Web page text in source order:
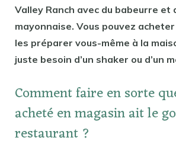
Valley Ranch avec du babeurre et
mayonnaise. Vous pouvez
les préparer vous-même à la
juste besoin d’un shaker ou d’un
Comment faire en sorte
acheté en magasin ait le
restaurant ?